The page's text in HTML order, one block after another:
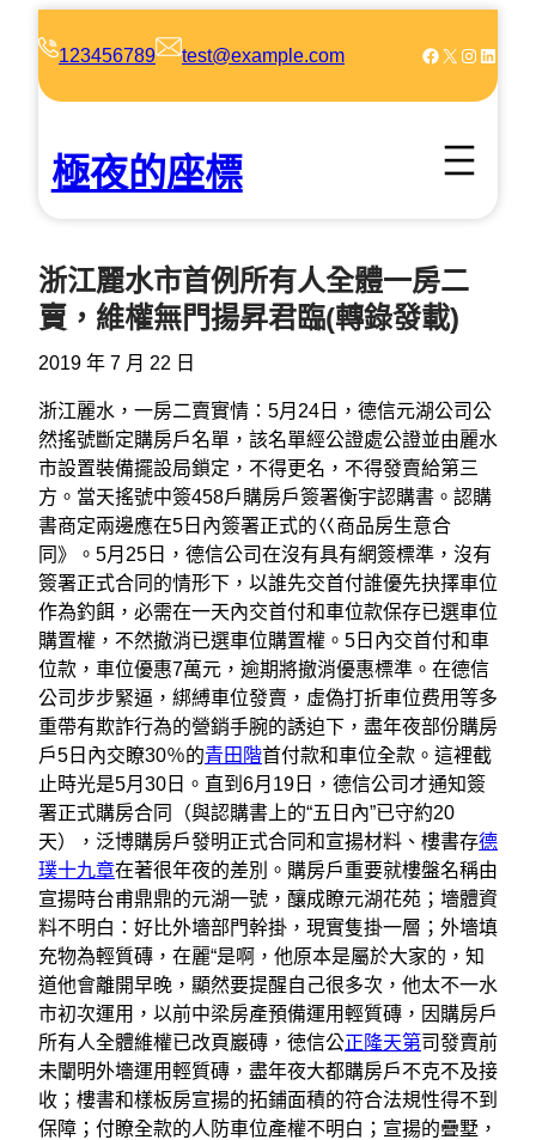
123456789 test@example.com Facebook X Instagram LinkedIn
極夜的座標
浙江麗水市首例所有人全體一房二
賣，維權無門揚昇君臨(轉錄發載)
2019 年 7 月 22 日
浙江麗水，一房二賣實情：5月24日，德信元湖公司公
然搖號斷定購房戶名單，該名單經公證處公證並由麗水
市設置裝備擺設局鎖定，不得更名，不得發賣給第三
方。當天搖號中簽458戶購房戶簽署衡宇認購書。認購
書商定兩邊應在5日內簽署正式的巜商品房生意合
同》。5月25日，德信公司在沒有具有網簽標準，沒有
簽署正式合同的情形下，以誰先交首付誰優先抉擇車位
作為釣餌，必需在一天內交首付和車位款保存已選車位
購置權，不然撤消已選車位購置權。5日內交首付和車
位款，車位優惠7萬元，逾期將撤消優惠標準。在德信
公司步步緊逼，綁縛車位發賣，虛偽打折車位费用等多
重帶有欺詐行為的營銷手腕的誘迫下，盡年夜部份購房
戶5日內交瞭30％的青田階首付款和車位全款。這裡截
止時光是5月30日。直到6月19日，德信公司才通知簽
署正式購房合同（與認購書上的“五日內”已守約20
天），泛博購房戶發明正式合同和宣揚材料、樓書存德
璞十九章在著很年夜的差別。購房戶重要就樓盤名稱由
宣揚時台甫鼎鼎的元湖一號，釀成瞭元湖花苑；墻體資
料不明白：好比外墻部門幹掛，現實隻掛一層；外墻填
充物為輕質磚，在麗“是啊，他原本是屬於大家的，知
道他會離開早晚，顯然要提醒自己很多次，他太不一水
市初次運用，以前中梁房產預備運用輕質磚，因購房戶
所有人全體維權已改頁巖磚，徳信公正隆天第司發賣前
未闡明外墻運用輕質磚，盡年夜大都購房戶不克不及接
收；樓書和樣板房宣揚的拓鋪面積的符合法規性得不到
保障；付瞭全款的人防車位產權不明白；宣揚的疊墅，